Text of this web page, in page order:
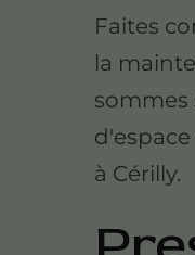
Faites
la
sommes
à Cérilly.